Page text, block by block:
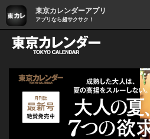
東京カレンダーアプリ
アプリなら超サクサク！
グルメ情報